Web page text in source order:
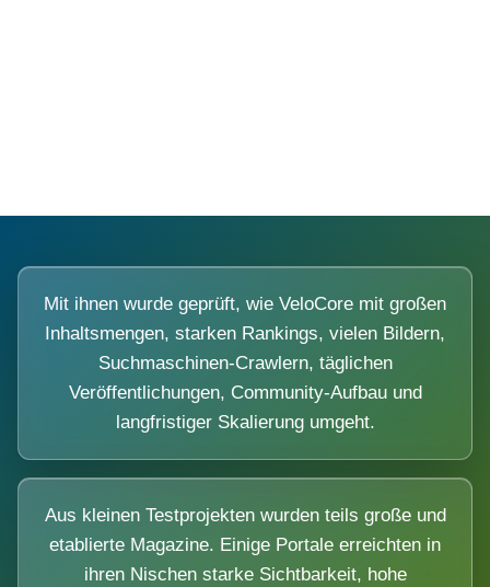
Mit ihnen wurde geprüft, wie VeloCore mit großen
Inhaltsmengen, starken Rankings, vielen Bildern,
Suchmaschinen-Crawlern, täglichen
Veröffentlichungen, Community-Aufbau und
langfristiger Skalierung umgeht.
Aus kleinen Testprojekten wurden teils große und
etablierte Magazine. Einige Portale erreichten in
ihren Nischen starke Sichtbarkeit, hohe